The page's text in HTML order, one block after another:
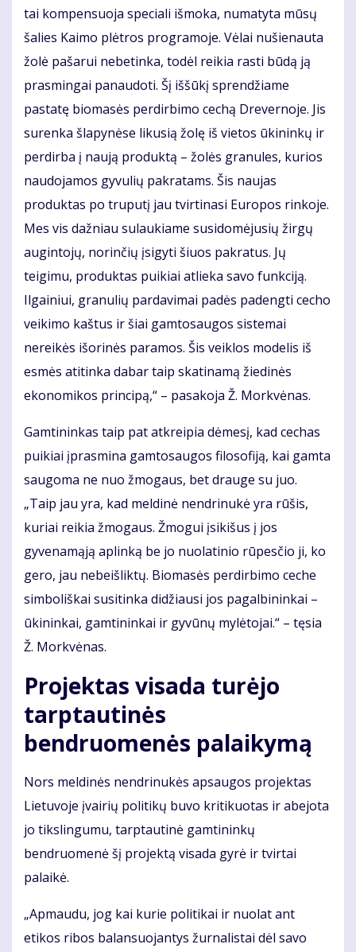
tai kompensuoja speciali išmoka, numatyta mūsų
šalies Kaimo plėtros programoje. Vėlai nušienauta
žolė pašarui nebetinka, todėl reikia rasti būdą ją
prasmingai panaudoti. Šį iššūkį sprendžiame
pastatę biomasės perdirbimo cechą Drevernoje. Jis
surenka šlapynėse likusią žolę iš vietos ūkininkų ir
perdirba į naują produktą – žolės granules, kurios
naudojamos gyvulių pakratams. Šis naujas
produktas po truputį jau tvirtinasi Europos rinkoje.
Mes vis dažniau sulaukiame susidomėjusių žirgų
augintojų, norinčių įsigyti šiuos pakratus. Jų
teigimu, produktas puikiai atlieka savo funkciją.
Ilgainiui, granulių pardavimai padės padengti cecho
veikimo kaštus ir šiai gamtosaugos sistemai
nereikės išorinės paramos. Šis veiklos modelis iš
esmės atitinka dabar taip skatinamą žiedinės
ekonomikos principą,“ – pasakoja Ž. Morkvėnas.
Gamtininkas taip pat atkreipia dėmesį, kad cechas
puikiai įprasmina gamtosaugos filosofiją, kai gamta
saugoma ne nuo žmogaus, bet drauge su juo.
„Taip jau yra, kad meldinė nendrinukė yra rūšis,
kuriai reikia žmogaus. Žmogui įsikišus į jos
gyvenamąją aplinką be jo nuolatinio rūpesčio ji, ko
gero, jau nebeišliktų. Biomasės perdirbimo ceche
simboliškai susitinka didžiausi jos pagalbininkai –
ūkininkai, gamtininkai ir gyvūnų mylėtojai.“ – tęsia
Ž. Morkvėnas.
Projektas visada turėjo
tarptautinės
bendruomenės palaikymą
Nors meldinės nendrinukės apsaugos projektas
Lietuvoje įvairių politikų buvo kritikuotas ir abejota
jo tikslingumu, tarptautinė gamtininkų
bendruomenė šį projektą visada gyrė ir tvirtai
palaikė.
„Apmaudu, jog kai kurie politikai ir nuolat ant
etikos ribos balansuojantys žurnalistai dėl savo